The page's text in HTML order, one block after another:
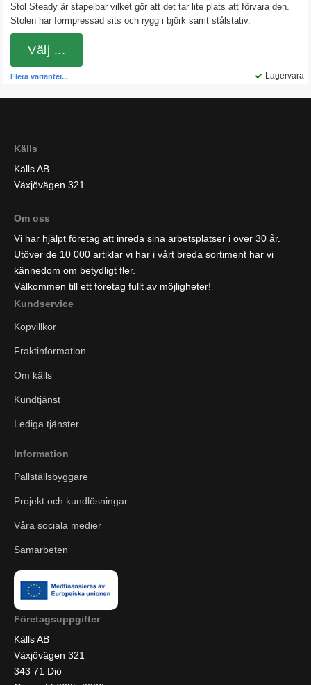
Stol Steady är stapelbar vilket gör att det tar lite plats att förvara den.
Stolen har formpressad sits och rygg i björk samt stålstativ.
Lagervara
Flera varianter...
Välj ...
Källs
Källs AB
Växjövägen 321
Om oss
Vi har hjälpt företag att inreda sina arbetsplatser i över 30 år.
Utöver de 10 000 artiklar vi har i vårt breda sortiment har vi
kännedom om betydligt fler.
Välkommen till ett företag fullt av möjligheter!
Kundservice
Köpvillkor
Fraktinformation
Om källs
Kundtjänst
Lediga tjänster
Information
Pallställsbyggare
Projekt och kundlösningar
Våra sociala medier
Samarbeten
Företagsuppgifter
Källs AB
Växjövägen 321
343 71 Diö